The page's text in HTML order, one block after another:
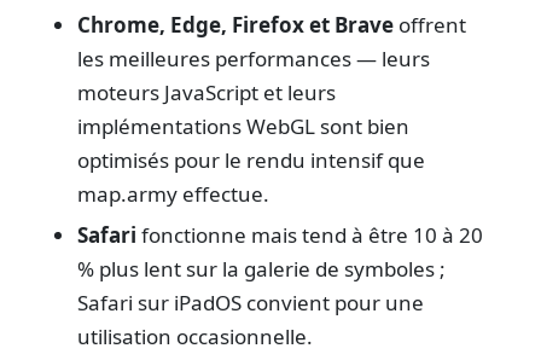
Chrome, Edge, Firefox et Brave offrent
les meilleures performances — leurs
moteurs JavaScript et leurs
implémentations WebGL sont bien
optimisés pour le rendu intensif que
map.army effectue.
Safari fonctionne mais tend à être 10 à 20
% plus lent sur la galerie de symboles ;
Safari sur iPadOS convient pour une
utilisation occasionnelle.